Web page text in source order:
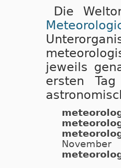
Die
jeweils
ersten
November